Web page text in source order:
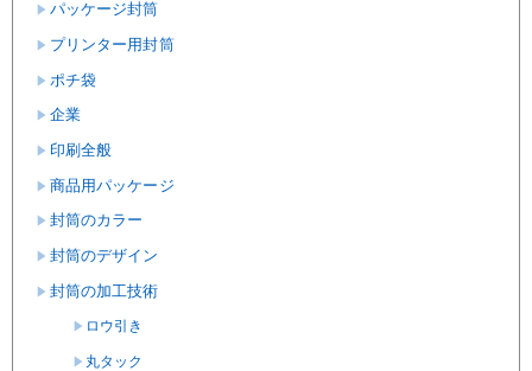
パッケージ封筒
プリンター用封筒
ポチ袋
企業
印刷全般
商品用パッケージ
封筒のカラー
封筒のデザイン
封筒の加工技術
ロウ引き
丸タック